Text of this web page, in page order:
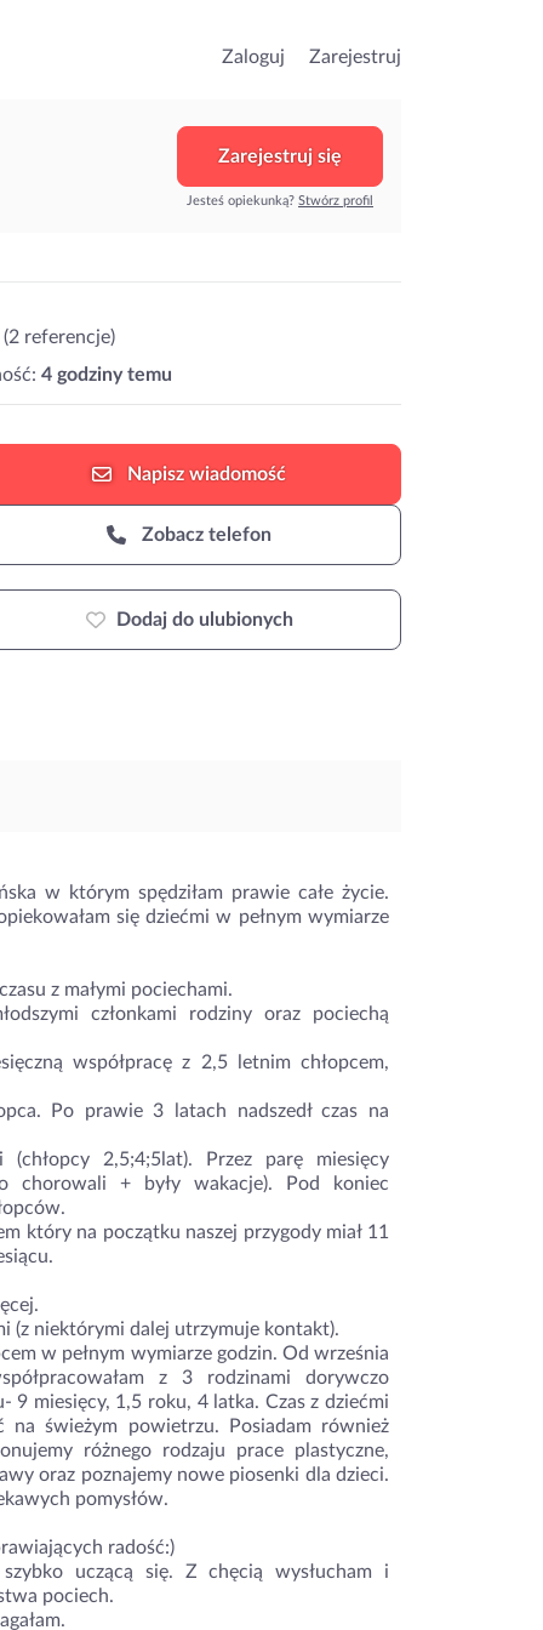
Zaloguj Zarejestruj
Zarejestruj się
Jesteś opiekunką? Stwórz profil
(2 referencje)
4 godziny temu
Napisz wiadomość
Zobacz telefon
Dodaj do ulubionych
w którym spędziłam prawie całe życie.
się dziećmi w pełnym wymiarze
z małymi pociechami.
członkami rodziny oraz pociechą
współpracę z 2,5 letnim chłopcem,
Po prawie 3 latach nadszedł czas na
2,5;4;5lat). Przez parę miesięcy
chorowali + były wakacje). Pod koniec
który na początku naszej przygody miał 11
(z niektórymi dalej utrzymuje kontakt).
w pełnym wymiarze godzin. Od września
z 3 rodzinami dorywczo
miesięcy, 1,5 roku, 4 latka. Czas z dziećmi
na świeżym powietrzu. Posiadam również
różnego rodzaju prace plastyczne,
oraz poznajemy nowe piosenki dla dzieci.
pomysłów.
radość:)
uczącą się. Z chęcią wysłucham i
pociech.